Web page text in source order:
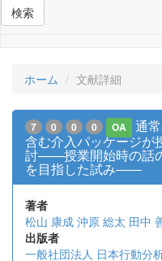
検索
ホーム 文献詳細
7 0 0 0 OA
通
含む介入パッケージが
討――授業開始時の話
を目指した試み――
著者
松山 康成 沖原 総太 田中
出版者
一般社団法人 日本行動分